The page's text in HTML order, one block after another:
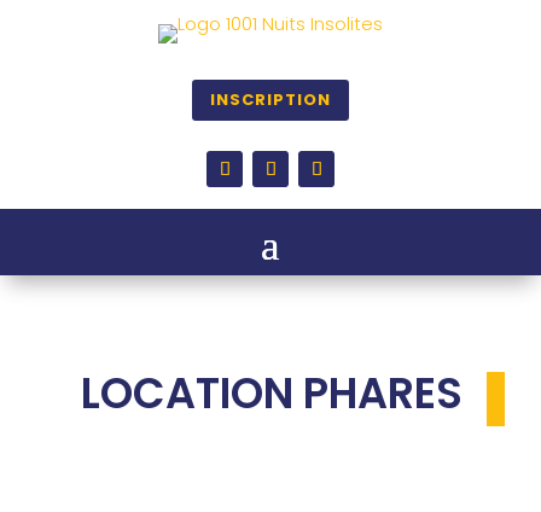
INSCRIPTION
LOCATION PHARES